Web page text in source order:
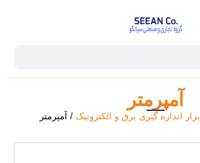
آمپرمتر
ابزار اندازه گیری برق و الکترونیک / آمپرمتر